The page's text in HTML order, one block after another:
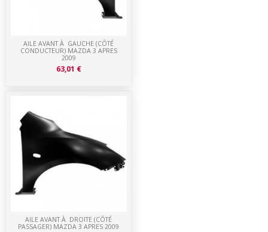
AILE AVANT À DROITE (CÔTÉ
PASSAGER) MAZDA 3 APRES 2009
AILE AVANT À GAUCHE (CÔTÉ
CONDUCTEUR) MAZDA 3 APRES
2009
63,01 €